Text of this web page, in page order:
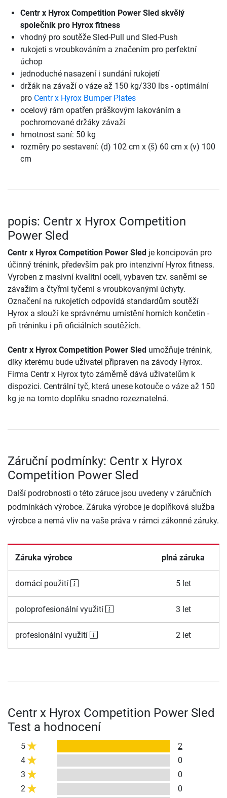
Centr x Hyrox Competition Power Sled skvělý
společník pro Hyrox fitness
vhodný pro soutěže Sled-Pull und Sled-Push
rukojeti s vroubkováním a značením pro perfektní
úchop
jednoduché nasazení i sundání rukojetí
držák na závaží o váze až 150 kg/330 lbs - optimální
pro Centr x Hyrox Bumper Plates
ocelový rám opatřen práškovým lakováním a
pochromované držáky závaží
hmotnost saní: 50 kg
rozměry po sestavení: (d) 102 cm x (š) 60 cm x (v) 100
cm
popis: Centr x Hyrox Competition
Power Sled
Centr x Hyrox Competition Power Sled je koncipován pro
účinný trénink, především pak pro intenzivní Hyrox fitness.
Vyroben z masivní kvalitní oceli, vybaven tzv. saněmi se
závažím a čtyřmi tyčemi s vroubkovanými úchyty.
Označení na rukojetích odpovídá standardům soutěží
Hyrox a slouží ke správnému umístění horních končetin -
při tréninku i při oficiálních soutěžích.
Centr x Hyrox Competition Power Sled umožňuje trénink,
díky kterému bude uživatel připraven na závody Hyrox.
Firma Centr x Hyrox tyto záměrně dává uživatelům k
dispozici. Centrální tyč, která unese kotouče o váze až 150
kg je na tomto doplňku snadno rozeznatelná.
Záruční podmínky: Centr x Hyrox
Competition Power Sled
Další podrobnosti o této záruce jsou uvedeny v záručních
podmínkách výrobce. Záruka výrobce je doplňková služba
výrobce a nemá vliv na vaše práva v rámci zákonné záruky.
Záruka výrobce plná záruka
domácí použití 5 let
poloprofesionální využití 3 let
profesionální využití 2 let
Centr x Hyrox Competition Power Sled
Test a hodnocení
5
2
4
0
3
0
2
0